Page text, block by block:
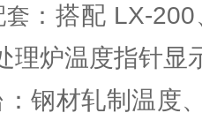
套 ：搭配 LX-
理炉温度指针显
：钢材轧制温度